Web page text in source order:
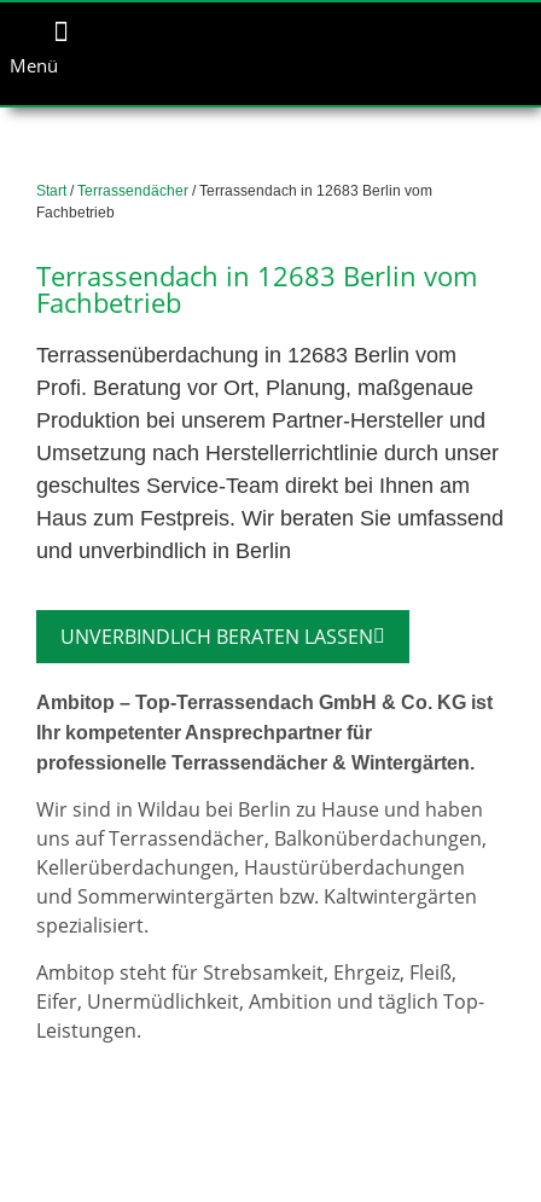
Menü
Start/Terrassendächer / Terrassendach in 12683 Berlin vom
Fachbetrieb
Terrassendach in 12683 Berlin vom
Fachbetrieb
Terrassenüberdachung in 12683 Berlin vom
Profi. Beratung vor Ort, Planung, maßgenaue
Produktion bei unserem Partner-Hersteller und
Umsetzung nach Herstellerrichtlinie durch unser
geschultes Service-Team direkt bei Ihnen am
Haus zum Festpreis. Wir beraten Sie umfassend
und unverbindlich in Berlin
UNVERBINDLICH BERATEN LASSEN
Ambitop – Top-Terrassendach GmbH & Co. KG ist
Ihr kompetenter Ansprechpartner für
professionelle Terrassendächer & Wintergärten.
Wir sind in Wildau bei Berlin zu Hause und haben
uns auf Terrassendächer, Balkonüberdachungen,
Kellerüberdachungen, Haustürüberdachungen
und Sommerwintergärten bzw. Kaltwintergärten
spezialisiert.
Ambitop steht für Strebsamkeit, Ehrgeiz, Fleiß,
Eifer, Unermüdlichkeit, Ambition und täglich Top-
Leistungen.